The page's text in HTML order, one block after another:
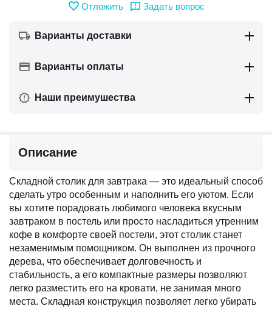
Отложить Задать вопрос
Варианты доставки
Варианты оплаты
Наши преимушества
Описание
Складной столик для завтрака — это идеальный способ
сделать утро особенным и наполнить его уютом. Если
вы хотите порадовать любимого человека вкусным
завтраком в постель или просто насладиться утренним
кофе в комфорте своей постели, этот столик станет
незаменимым помощником. Он выполнен из прочного
дерева, что обеспечивает долговечность и
стабильность, а его компактные размеры позволяют
легко разместить его на кровати, не занимая много
места. Складная конструкция позволяет легко убирать